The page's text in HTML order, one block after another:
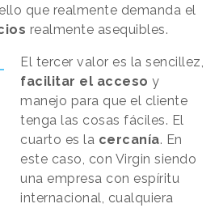
que realmente demanda el
realmente asequibles.
El tercer valor es la sencillez,
facilitar el acceso y
manejo para que el cliente
tenga las cosas fáciles. El
cuarto es la cercanía. En
este caso, con Virgin siendo
una empresa con espíritu
internacional, cualquiera